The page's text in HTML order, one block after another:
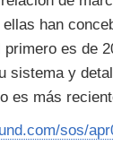
han
es de
sistema y
es más
sos/